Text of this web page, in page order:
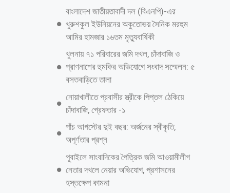
বাংলাদেশ জাতীয়তাবাদী দল (বিএনপি)-এর
খুরুশকুল ইউনিয়নের অকুতোভয় সৈনিক মরহুম
আমির হামজার ১৬তম মৃত্যুবার্ষিকী
খুলনায় ৭১ পরিবারের জমি দখল, চাঁদাবাজি ও
প্রাণনাশের হুমকির অভিযোগে সংবাদ সম্মেলন: ৫
বসতবাড়িতে তালা
নোয়াখালীতে প্রবাসীর স্ত্রীকে পিপ্তল ঠেকিয়ে
চাঁদাবাজি, গ্রেফতার -১
পাঁচ আগস্টের দুই বছর: অর্জনের স্বীকৃতি,
অপূর্ণতার প্রশ্ন
পূবাইলে সাংবাদিকের পৈত্রিক জমি আওয়ামীলীগ
নেতার দখলে নেয়ার অভিযোগ, প্রশাসনের
হস্তক্ষেপ কামনা